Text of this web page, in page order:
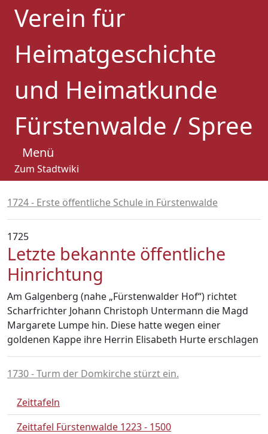
Verein für
Heimatgeschichte
und Heimatkunde
Fürstenwalde / Spree
Menü
Zum Stadtwiki
1724 - Erste öffentliche Schule in Fürstenwalde
1725
Letzte bekannte öffentliche
Hinrichtung
Am Galgenberg (nahe „Fürstenwalder Hof“) richtet
Scharfrichter Johann Christoph Untermann die Magd
Margarete Lumpe hin. Diese hatte wegen einer
goldenen Kappe ihre Herrin Elisabeth Hurte erschlagen
1730 - Turm der Domkirche stürzt ein.
Zeittafeln
Zeittafel Fürstenwalde 1223 - 1500